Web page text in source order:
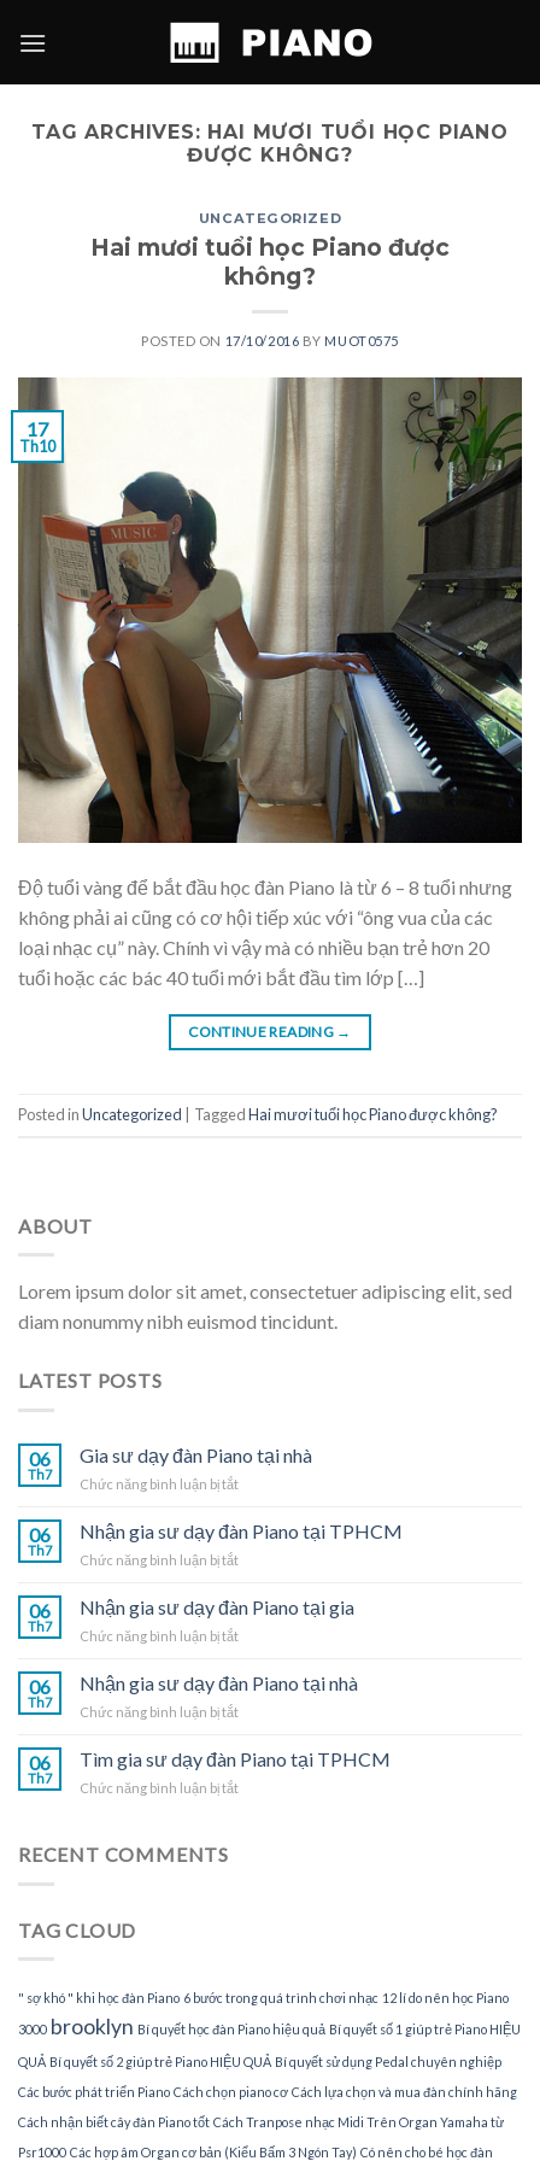
TAG ARCHIVES: HAI MƯƠI TUỔI HỌC PIANO
ĐƯỢC KHÔNG?
UNCATEGORIZED
Hai mươi tuổi học Piano được
không?
POSTED ON 17/10/2016 BY MUOT0575
17
Th10
Độ tuổi vàng để bắt đầu học đàn Piano là từ 6 – 8 tuổi nhưng
không phải ai cũng có cơ hội tiếp xúc với “ông vua của các
loại nhạc cụ” này. Chính vì vậy mà có nhiều bạn trẻ hơn 20
tuổi hoặc các bác 40 tuổi mới bắt đầu tìm lớp […]
CONTINUE READING →
Posted inUncategorized TaggedHai mươi tuổi học Piano được không?
ABOUT
Lorem ipsum dolor sit amet, consectetuer adipiscing elit, sed
diam nonummy nibh euismod tincidunt.
LATEST POSTS
06
Th7
Gia sư dạy đàn Piano tại nhà
Chức năng bình luận bị tắtở
dạy
đàn
tại
06
Th7
Nhận gia sư dạy đàn Piano tại TPHCM
Chức năng bình luận bị tắtở
gia
sư
dạy
Piano
TPHCM
06
Th7
Nhận gia sư dạy đàn Piano tại gia
Chức năng bình luận bị tắtở
gia
sư
dạy
Piano
gia
06
Th7
Nhận gia sư dạy đàn Piano tại nhà
Chức năng bình luận bị tắtở
gia
sư
dạy
06
Th7
Tìm gia sư dạy đàn Piano tại TPHCM
Chức năng bình luận bị tắtở
RECENT COMMENTS
TAG CLOUD
" sợ khó " khi học đàn Piano 6 bước trong quá trình chơi nhạc 12 lí do nên học Piano
3000 brooklyn Bí quyết học đàn Piano hiệu quả Bí quyết số 1 giúp trẻ Piano HIỆU
QUẢ Bí quyết số 2 giúp trẻ Piano HIỆU QUẢ Bí quyết sử dụng Pedal chuyên nghiệp
Các bước phát triển Piano Cách chọn piano cơ Cách lựa chọn và mua đàn chính hãng
Cách nhận biết cây đàn Piano tốt Cách Tranpose nhạc Midi Trên Organ Yamaha từ
Psr1000 Các hợp âm Organ cơ bản (Kiểu Bấm 3 Ngón Tay) Có nên cho bé học đàn